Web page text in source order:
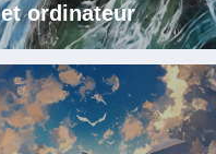
et ordinateur